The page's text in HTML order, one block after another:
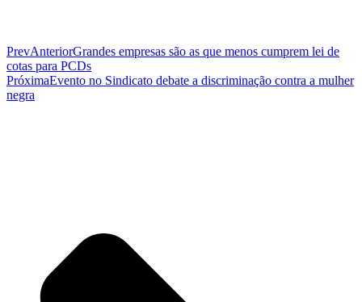
PrevAnteriorGrandes empresas são as que menos cumprem lei de
cotas para PCDs
PróximaEvento no Sindicato debate a discriminação contra a mulher
negra